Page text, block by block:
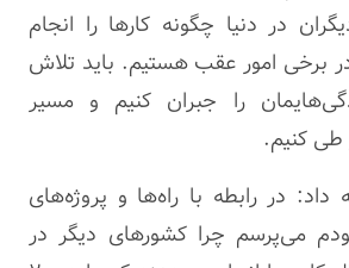
در دنیا چگونه کارها را انجام
برخی امور عقب هستیم. باید تلاش
را جبران کنیم و مسیر
طی کنیم.
در رابطه با راه‌ها و پروژه‌های
می‌پرسم چرا کشورهای دیگر در